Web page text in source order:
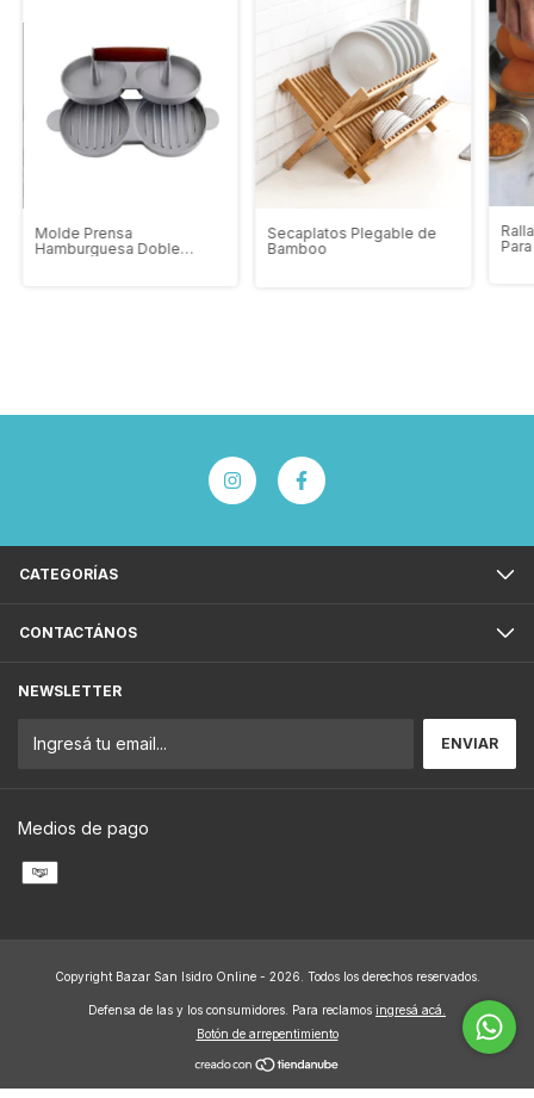
Molde Prensa
Hamburguesa Doble
Secaplatos Plegable de
Bamboo
CATEGORÍAS
CONTACTÁNOS
NEWSLETTER
Medios de pago
Copyright Bazar San Isidro Online - 2026. Todos los derechos reservados.
Defensa de las y los consumidores. Para reclamos ingresá acá.
Botón de arrepentimiento